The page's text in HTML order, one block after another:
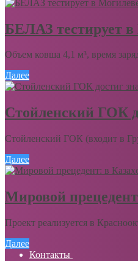
БЕЛАЗ тестирует
Объем ковша 4,1 м³, время
Далее
Стойленский ГОК
Стойленский ГОК (входит в
Далее
Мировой
Проект реализуется в
Далее
Контакты